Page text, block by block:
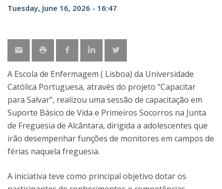
Tuesday, June 16, 2026 - 16:47
A Escola de Enfermagem ( Lisboa) da Universidade
Católica Portuguesa, através do projeto “Capacitar
para Salvar”, realizou uma sessão de capacitação em
Suporte Básico de Vida e Primeiros Socorros na Junta
de Freguesia de Alcântara, dirigida a adolescentes que
irão desempenhar funções de monitores em campos de
férias naquela freguesia.
A iniciativa teve como principal objetivo dotar os